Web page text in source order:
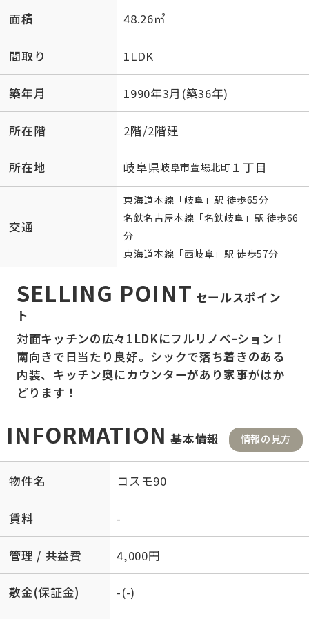
面積 48.26㎡
間取り 1LDK
築年月 1990年3月(築36年)
所在階 2階/2階建
所在地 岐阜県岐阜市萱場北町 １丁目
交通
東海道本線 「岐阜 」駅 徒歩65分
名鉄名古屋本線 「名鉄岐阜 」駅 徒歩66
分
東海道本線 「西岐阜 」駅 徒歩57分
SELLING POINT セールスポイン
ト
対面キッチンの広々1LDKにフルリノベｰション！
南向きで日当たり良好。シックで落ち着きのある
内装、キッチン奥にカウンターがあり家事がはか
どります！
INFORMATION 基本情報 情報の見方
物件名 コスモ90
賃料 -
管理 / 共益費 4,000円
敷金(保証金) -(-)